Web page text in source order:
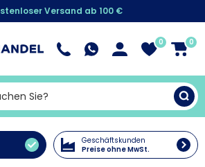
Versand ab 100 €
0 0
Geschäftskunden
Preise ohne MwSt.